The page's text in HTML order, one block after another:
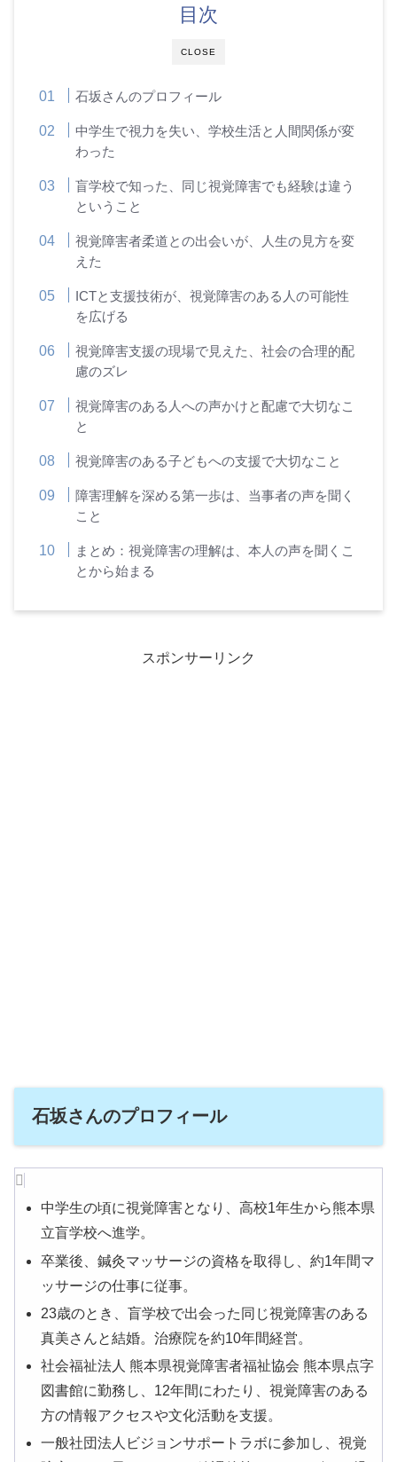
CLOSE
目次
石坂さんのプロフィール
中学生で視力を失い、学校生活と人間関係が変
わった
盲学校で知った、同じ視覚障害でも経験は違う
ということ
視覚障害者柔道との出会いが、人生の見方を変
えた
ICTと支援技術が、視覚障害のある人の可能性
を広げる
視覚障害支援の現場で見えた、社会の合理的配
慮のズレ
視覚障害のある人への声かけと配慮で大切なこ
と
視覚障害のある子どもへの支援で大切なこと
障害理解を深める第一歩は、当事者の声を聞く
こと
まとめ：視覚障害の理解は、本人の声を聞くこ
とから始まる
スポンサーリンク
石坂さんのプロフィール
中学生の頃に視覚障害となり、高校1年生から熊本県
立盲学校へ進学。
卒業後、鍼灸マッサージの資格を取得し、約1年間マ
ッサージの仕事に従事。
23歳のとき、盲学校で出会った同じ視覚障害のある
真美さんと結婚。治療院を約10年間経営。
社会福祉法人 熊本県視覚障害者福祉協会 熊本県点字
図書館に勤務し、12年間にわたり、視覚障害のある
方の情報アクセスや文化活動を支援。
一般社団法人ビジョンサポートラボに参加し、視覚